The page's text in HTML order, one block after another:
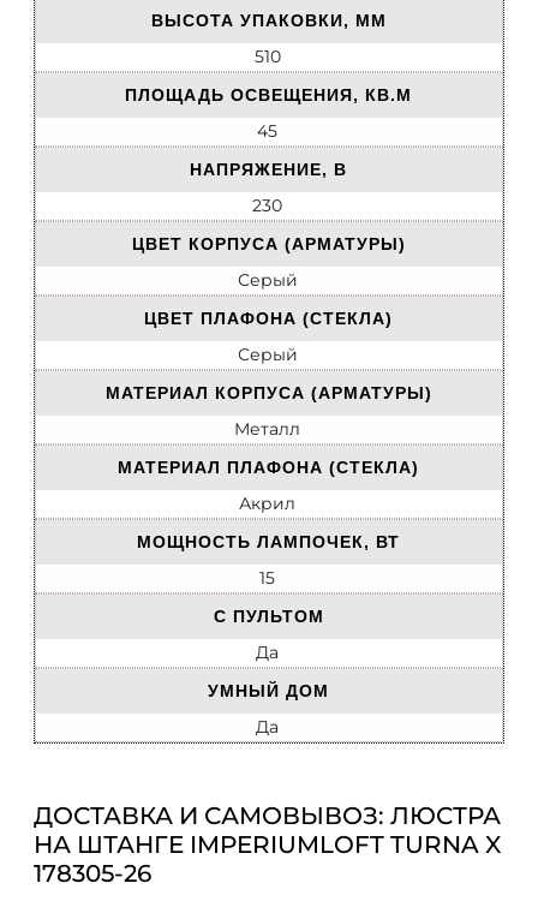
ВЫСОТА УПАКОВКИ, ММ
510
ПЛОЩАДЬ ОСВЕЩЕНИЯ, КВ.М
45
НАПРЯЖЕНИЕ, В
230
ЦВЕТ КОРПУСА (АРМАТУРЫ)
Серый
ЦВЕТ ПЛАФОНА (СТЕКЛА)
Серый
МАТЕРИАЛ КОРПУСА (АРМАТУРЫ)
Металл
МАТЕРИАЛ ПЛАФОНА (СТЕКЛА)
Акрил
МОЩНОСТЬ ЛАМПОЧЕК, ВТ
15
С ПУЛЬТОМ
Да
УМНЫЙ ДОМ
Да
ДОСТАВКА И САМОВЫВОЗ: ЛЮСТРА
НА ШТАНГЕ IMPERIUMLOFT TURNA X
178305-26